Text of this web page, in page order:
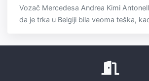
Vozač Mercedesa Andrea Kimi
da je trka u Belgiji bila veoma teška,